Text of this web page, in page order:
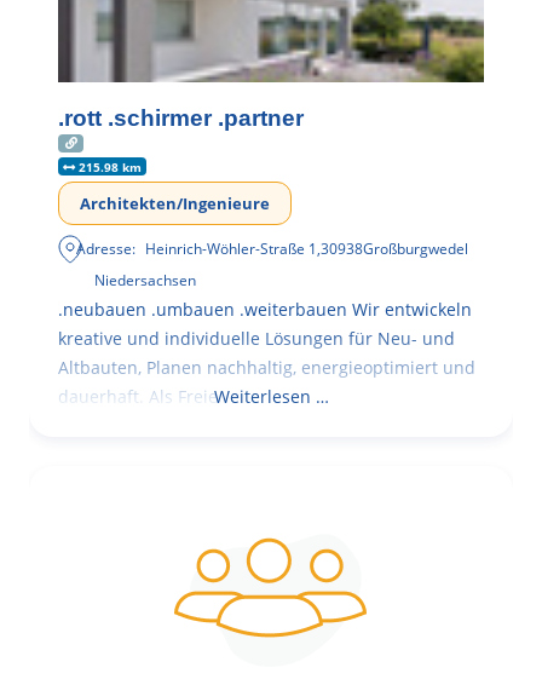
.rott .schirmer .partner
215.98 km
Architekten/Ingenieure
Adresse: Heinrich-Wöhler-Straße 1,30938Großburgwedel
Niedersachsen
.neubauen .umbauen .weiterbauen Wir entwickeln
kreative und individuelle Lösungen für Neu- und
Altbauten, Planen nachhaltig, energieoptimiert und
dauerhaft. Als FreieWeiterlesen …